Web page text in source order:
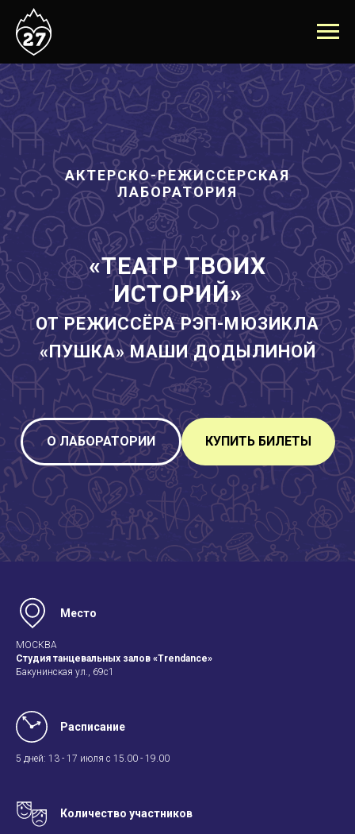
АКТЕРСКО-РЕЖИССЕРСКАЯ
ЛАБОРАТОРИЯ
«ТЕАТР ТВОИХ
ИСТОРИЙ»
ОТ РЕЖИССЁРА РЭП-МЮЗИКЛА
«ПУШКА» МАШИ ДОДЫЛИНОЙ
О ЛАБОРАТОРИИ КУПИТЬ БИЛЕТЫ
Место
МОСКВА
Студия танцевальных залов «Trendance»
Бакунинская ул., 69с1
Расписание
5 дней: 13 - 17 июля с 15.00 - 19.00
Количество участников